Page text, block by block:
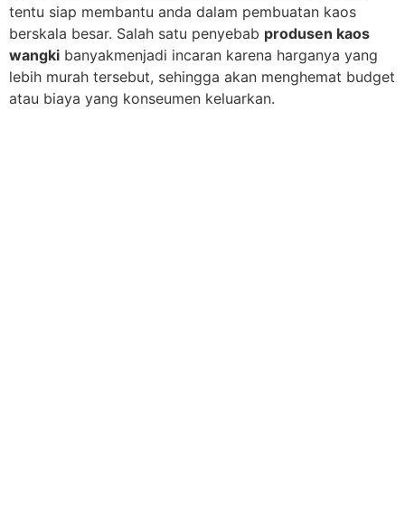
tentu siap membantu anda dalam pembuatan kaos
berskala besar. Salah satu penyebab produsen kaos
wangki banyakmenjadi incaran karena harganya yang
lebih murah tersebut, sehingga akan menghemat budget
atau biaya yang konseumen keluarkan.